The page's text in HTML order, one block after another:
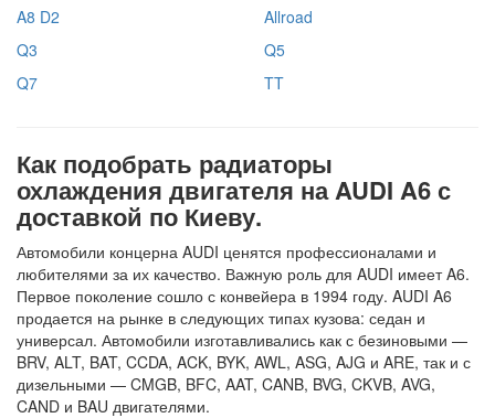
A8 D2
Allroad
Q3
Q5
Q7
TT
Как подобрать радиаторы
охлаждения двигателя на AUDI A6 с
доставкой по Киеву.
Автомобили концерна AUDI ценятся профессионалами и
любителями за их качество. Важную роль для AUDI имеет A6.
Первое поколение сошло с конвейера в 1994 году. AUDI A6
продается на рынке в следующих типах кузова: седан и
универсал. Автомобили изготавливались как с безиновыми —
BRV, ALT, BAT, CCDA, ACK, BYK, AWL, ASG, AJG и ARE, так и с
дизельными — CMGB, BFC, AAT, CANB, BVG, CKVB, AVG,
CAND и BAU двигателями.